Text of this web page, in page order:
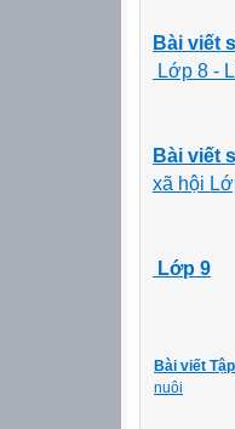
Bài viết
Lớp 8 -
Bài viết
xã hội
Lớp 9
Bài viết
nuôi